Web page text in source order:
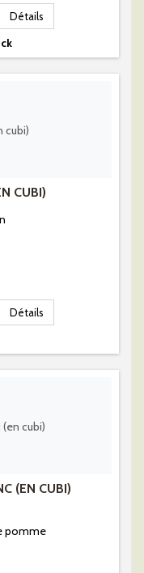
Détails
CUBI)
Détails
(EN CUBI)
pomme